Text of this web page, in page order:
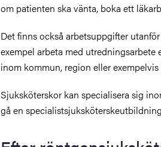
om patienten ska vänta, boka ett
Det finns också arbetsuppgifter
exempel arbeta med
inom kommun, region eller
Sjuksköterskor kan specialisera sig
gå en